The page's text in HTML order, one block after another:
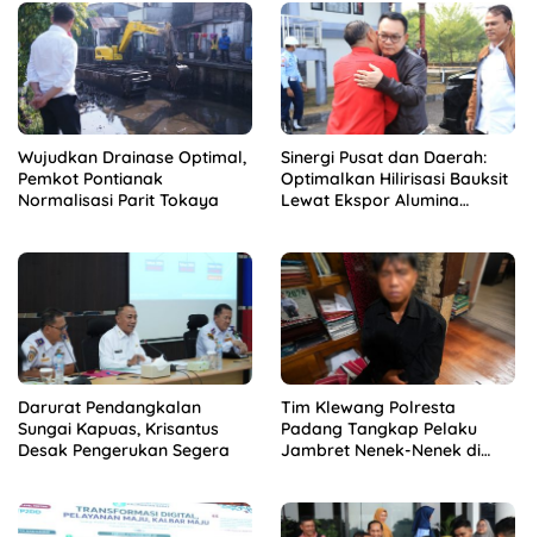
Wujudkan Drainase Optimal,
Pemkot Pontianak
Normalisasi Parit Tokaya
Sinergi Pusat dan Daerah:
Optimalkan Hilirisasi Bauksit
Lewat Ekspor Alumina
Darurat Pendangkalan
Sungai Kapuas, Krisantus
Desak Pengerukan Segera
Tim Klewang Polresta
Padang Tangkap Pelaku
Jambret Nenek-Nenek di